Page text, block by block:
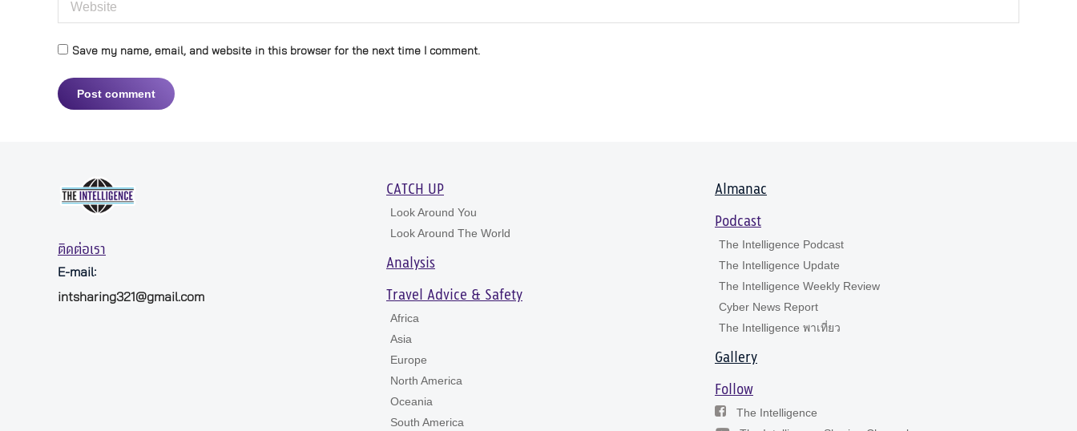
Save my name, email, and website in this browser for the next time I comment.
Post comment
ติดต่อเรา
E-mail:
intsharing321@gmail.com
CATCH UP
Look Around You
Look Around The World
Analysis
Travel Advice & Safety
Africa
Asia
Europe
North America
Oceania
South America
Almanac
Podcast
The Intelligence Podcast
The Intelligence Update
The Intelligence Weekly Review
Cyber News Report
The Intelligence พาเที่ยว
Gallery
Follow
The Intelligence